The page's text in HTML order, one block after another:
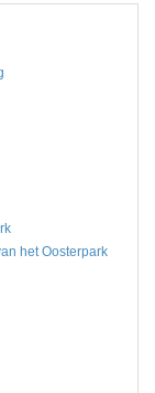
het Oosterpark